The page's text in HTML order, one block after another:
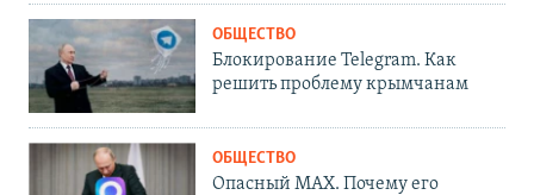
ОБЩЕСТВО
Блокирование Telegram. Как
решить проблему крымчанам
ОБЩЕСТВО
Опасный MAX. Почему его